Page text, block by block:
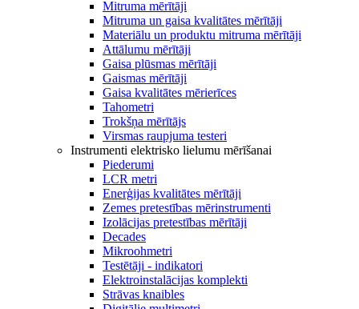
Mitruma mērītāji
Mitruma un gaisa kvalitātes mērītāji
Materiālu un produktu mitruma mērītāji
Attālumu mērītāji
Gaisa plūsmas mērītāji
Gaismas mērītāji
Gaisa kvalitātes mērierīces
Tahometri
Trokšņa mērītājs
Virsmas raupjuma testeri
Instrumenti elektrisko lielumu mērīšanai
Piederumi
LCR metri
Enerģijas kvalitātes mērītāji
Zemes pretestības mērinstrumenti
Izolācijas pretestības mērītāji
Decades
Mikroohmetri
Testētāji - indikatori
Elektroinstalācijas komplekti
Strāvas knaibles